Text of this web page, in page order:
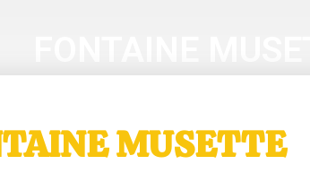
MUSETTE